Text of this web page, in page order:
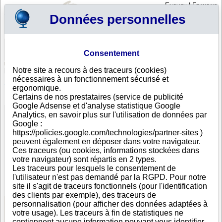
English|Français
Votre panier est vide
Inde >Toutes villes >Pune
S&S CONSULTING, Pune
FICHE ENTREPRISE
Dénomination S&S CONSULTING
AdresseSHOP NO.24 PRADHIKARAN PETH NO.38, FOURTH
FLOOR BHUKHAND NO. L C-1 METRO-9 RAHATANI
Ville
Pune- 411035
Pays
Inde
Type
d'adresse
Adresse unique
Téléphone
+91 99--------
DUNS®
Number
91-------
Voir les informations disponibles
Données personnelles
Consentement
Notre site a recours à des traceurs (cookies)
nécessaires à un fonctionnement sécurisé et
ergonomique.
Certains de nos prestataires (service de publicité
Google Adsense et d'analyse statistique Google
Analytics, en savoir plus sur l'utilisation de données par
Google :
https://policies.google.com/technologies/partner-sites )
peuvent également en déposer dans votre navigateur.
Ces traceurs (ou cookies, informations stockées dans
votre navigateur) sont répartis en 2 types.
Les traceurs pour lesquels le consentement de
l'utilisateur n'est pas demandé par la RGPD. Pour notre
site il s'agit de traceurs fonctionnels (pour l'identification
des clients par exemple), des traceurs de
personnalisation (pour afficher des données adaptées à
votre usage). Les traceurs à fin de statistiques ne